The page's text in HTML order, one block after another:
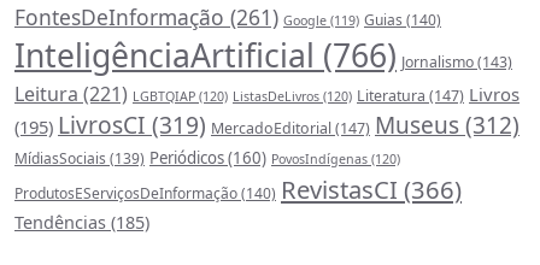
FontesDeInformação (261) Google (119) Guias (140)
InteligênciaArtificial (766) Jornalismo(143)
Leitura (221) LGBTQIAP (120) ListasDeLivros (120) Literatura (147) Livros
(195) LivrosCI (319) MercadoEditorial(147) Museus(312)
MídiasSociais (139) Periódicos(160) PovosIndígenas (120)
ProdutosEServiçosDeInformação(140) RevistasCI (366)
Tendências (185)